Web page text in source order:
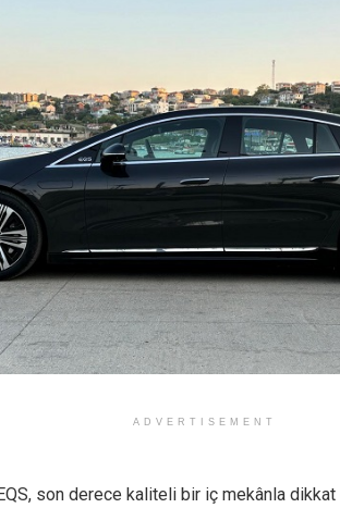
ADVERTISEMENT
son derece kaliteli bir iç mekânla dikkat